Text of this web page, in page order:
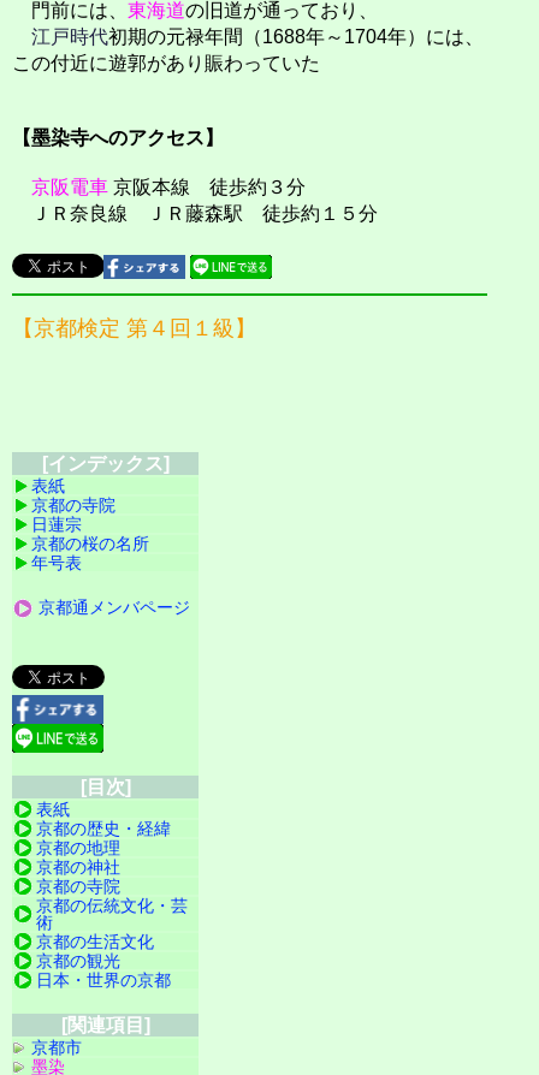
門前には、 東海道の旧道が通っており、
江戸時代初期の元禄年間（1688年～1704年）には、
この付近に遊郭があり賑わっていた
【墨染寺へのアクセス】
京阪電車 京阪本線 徒歩約３分
ＪＲ奈良線 ＪＲ藤森駅 徒歩約１５分
【京都検定 第４回１級】
[インデックス]
表紙
京都の寺院
日蓮宗
京都の桜の名所
年号表
京都通メンバページ
[目次]
表紙
京都の歴史・経緯
京都の地理
京都の神社
京都の寺院
京都の伝統文化・芸
術
京都の生活文化
京都の観光
日本・世界の京都
[関連項目]
京都市
墨染